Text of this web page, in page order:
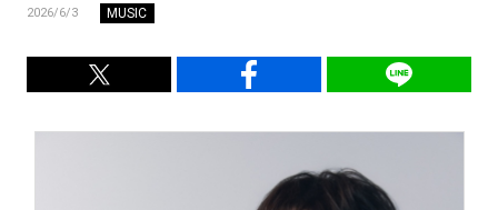
2026/6/3 MUSIC